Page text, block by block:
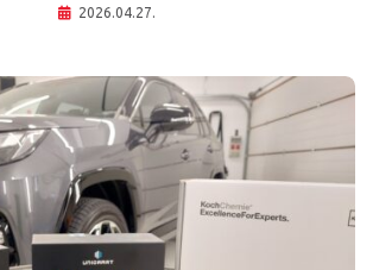
2026.04.27.